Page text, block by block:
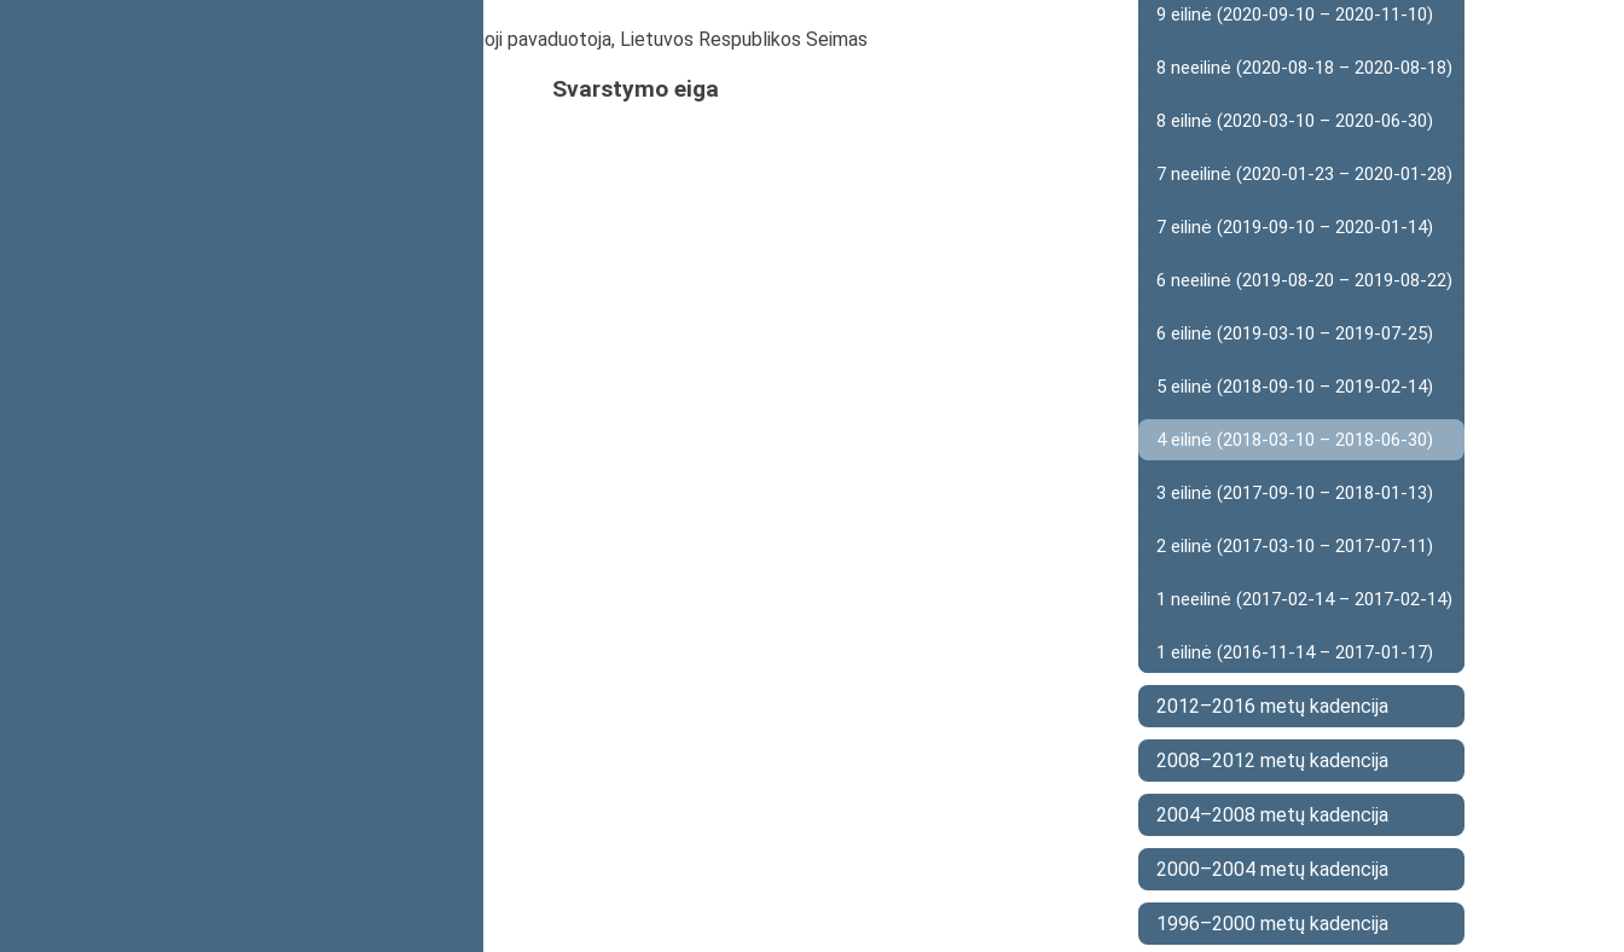
, Seimo Pirmininko pirmoji pavaduotoja, Lietuvos Respublikos Seimas
Svarstymo eiga
9 eilinė (2020-09-10 – 2020-11-10)
8 neeilinė (2020-08-18 – 2020-08-18)
8 eilinė (2020-03-10 – 2020-06-30)
7 neeilinė (2020-01-23 – 2020-01-28)
7 eilinė (2019-09-10 – 2020-01-14)
6 neeilinė (2019-08-20 – 2019-08-22)
6 eilinė (2019-03-10 – 2019-07-25)
5 eilinė (2018-09-10 – 2019-02-14)
4 eilinė (2018-03-10 – 2018-06-30)
3 eilinė (2017-09-10 – 2018-01-13)
2 eilinė (2017-03-10 – 2017-07-11)
1 neeilinė (2017-02-14 – 2017-02-14)
1 eilinė (2016-11-14 – 2017-01-17)
2012–2016 metų kadencija
2008–2012 metų kadencija
2004–2008 metų kadencija
2000–2004 metų kadencija
1996–2000 metų kadencija